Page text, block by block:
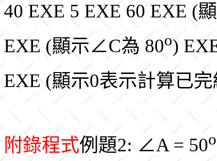
40 EXE 5 EXE 60 EXE (
EXE (顯示∠C為 80o)
EXE (顯示0表示計算已
附錄程式例題2: ∠A = 50o